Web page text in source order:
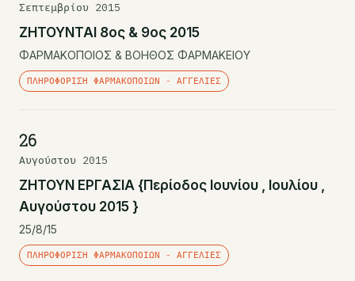
Σεπτεμβρίου 2015
ΖΗΤΟΥΝΤΑΙ 8ος & 9ος 2015
ΦΑΡΜΑΚΟΠΟΙΟΣ & ΒΟΗΘΟΣ ΦΑΡΜΑΚΕΙΟΥ
ΠΛΗΡΟΦΌΡΙΣΗ ΦΑΡΜΑΚΟΠΟΙΏΝ - ΑΓΓΕΛΊΕΣ
26
Αυγούστου 2015
ΖΗΤΟΥΝ ΕΡΓΑΣΙΑ {Περίοδος Ιουνίου , Ιουλίου ,
Αυγούστου 2015 }
25/8/15
ΠΛΗΡΟΦΌΡΙΣΗ ΦΑΡΜΑΚΟΠΟΙΏΝ - ΑΓΓΕΛΊΕΣ